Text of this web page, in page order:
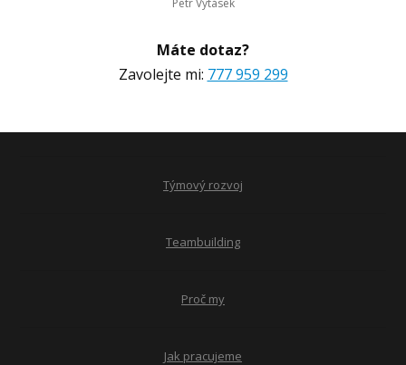
Máte dotaz?
Zavolejte mi: 777 959 299
Týmový rozvoj
Teambuilding
Proč my
Jak pracujeme